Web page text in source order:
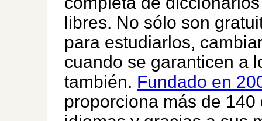
libres. No sólo son
para estudiarlos,
cuando se garanticen a
también. Fundado en
proporciona más de